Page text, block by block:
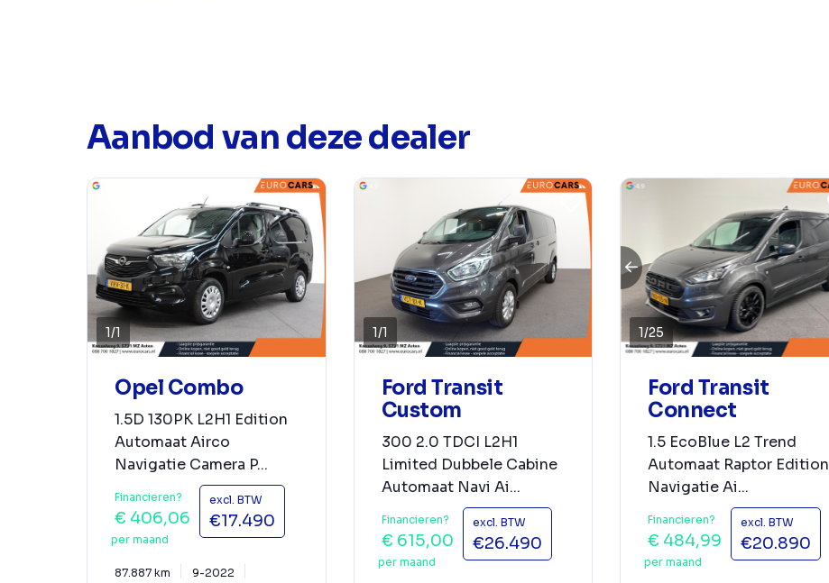
Aanbod van deze dealer
1/1
Opel Combo
1.5D 130PK L2H1 Edition
Automaat Airco
Navigatie Camera P...
Financieren?
€ 406,06
per maand
excl. BTW
€17.490
87.887 km
9-2022
1/1
Ford Transit
Custom
300 2.0 TDCI L2H1
Limited Dubbele Cabine
Automaat Navi Ai...
Financieren?
€ 615,00
per maand
excl. BTW
€26.490
1/25
Ford Transit
Connect
1.5 EcoBlue L2 Trend
Automaat Raptor Edition
Navigatie Ai...
Financieren?
€ 484,99
per maand
excl. BTW
€20.890